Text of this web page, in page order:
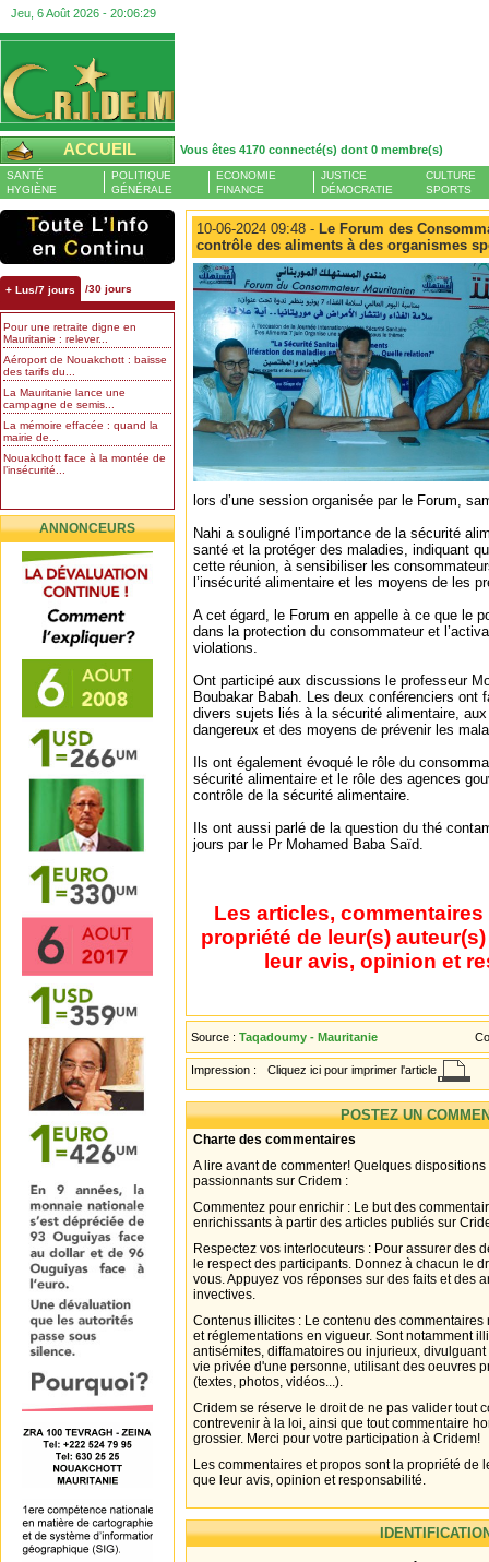
Jeu, 6 Août 2026 - 20:06:29
ACCUEIL Vous êtes 4170 connecté(s) dont 0 membre(s)
SANTÉ
HYGIÈNE
POLITIQUE
GÉNÉRALE
ECONOMIE
FINANCE
JUSTICE
DÉMOCRATIE
CULTURE
SPORTS
+ Lus/7 jours /30 jours
Pour une retraite digne en
Mauritanie : relever...
Aéroport de Nouakchott : baisse
des tarifs du...
La Mauritanie lance une
campagne de semis...
La mémoire effacée : quand la
mairie de...
Nouakchott face à la montée de
l’insécurité...
ANNONCEURS
10-06-2024 09:48 - Le Forum des
contrôle des aliments à des organismes
lors d’une session organisée par le Forum,
Nahi a souligné l’importance de la sécurité
santé et la protéger des maladies, indiquant
cette réunion, à sensibiliser les
l’insécurité alimentaire et les moyens de les
A cet égard, le Forum en appelle à ce que le
dans la protection du consommateur et
violations.
Ont participé aux discussions le professeur
Boubakar Babah. Les deux conférenciers ont
divers sujets liés à la sécurité alimentaire,
dangereux et des moyens de prévenir les
Ils ont également évoqué le rôle du
sécurité alimentaire et le rôle des agences
contrôle de la sécurité alimentaire.
Ils ont aussi parlé de la question du thé
jours par le Pr Mohamed Baba Saïd.
Les articles,
propriété de leur(s)
leur avis, opinion et
Source : Taqadoumy - Mauritanie
Impression : Cliquez ici pour imprimer l'article
POSTEZ UN
Charte des commentaires
A lire avant de commenter! Quelques
passionnants sur Cridem :
Commentez pour enrichir : Le but des
enrichissants à partir des articles publiés sur
Respectez vos interlocuteurs : Pour assurer des
le respect des participants. Donnez à chacun le
vous. Appuyez vos réponses sur des faits et des
invectives.
Contenus illicites : Le contenu des
et réglementations en vigueur. Sont notamment
antisémites, diffamatoires ou injurieux,
vie privée d'une personne, utilisant des oeuvres
(textes, photos, vidéos...).
Cridem se réserve le droit de ne pas valider tout
contrevenir à la loi, ainsi que tout commentaire
grossier. Merci pour votre participation à Cridem!
Les commentaires et propos sont la propriété de
que leur avis, opinion et responsabilité.